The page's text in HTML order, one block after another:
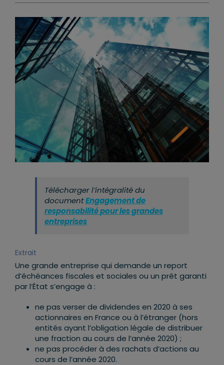
Télécharger l’intégralité du
documentEngagement de
responsabilité pour les grandes
entreprises
Extrait
Une grande entreprise qui demande un report
d’échéances fiscales et sociales ou un prêt garanti
par l’État s’engage à :
ne pas verser de dividendes en 2020 à ses
actionnaires en France ou à l’étranger (hors
entités ayant l’obligation légale de distribuer
une fraction au cours de l’année 2020) ;
ne pas procéder à des rachats d’actions au
cours de l’année 2020.